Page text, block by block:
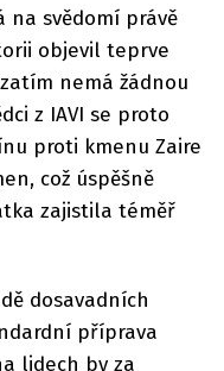
na svědomí právě
objevil teprve
nemá žádnou
z IAVI se proto
proti kmenu Zaire
což úspěšně
zajistila téměř
dosavadních
příprava
lidech by za